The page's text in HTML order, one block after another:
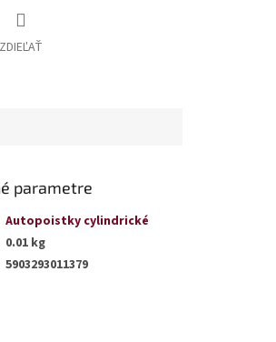
ZDIEĽAŤ
parametre
Autopoistky cylindrické
0.01 kg
5903293011379